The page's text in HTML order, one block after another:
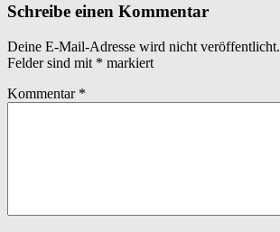
Schreibe einen Kommentar
Deine E-Mail-Adresse wird nicht veröffentlicht.
Felder sind mit * markiert
Kommentar *